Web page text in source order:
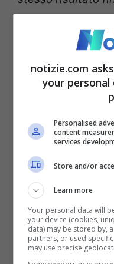
Marco
Meloni ci
E ora qual è la
locale? Marco
che sarebbero
pensavamo che
vedesse luce,
Piantedosi, in
notizie.com
your
Personalised
content
services
Store and/or
Learn more
Your personal data will
your device (cookies,
data) may be stored by,
partners, or used
may use precise